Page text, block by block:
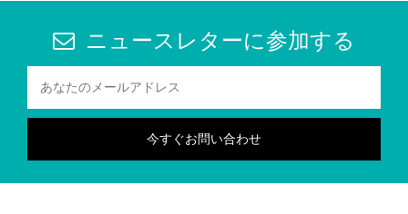
ニュースレターに参加する